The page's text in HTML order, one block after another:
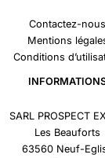
Contactez-nous
Mentions
Conditions
SARL PROSPECT
Les Beauforts
63560 Neuf-